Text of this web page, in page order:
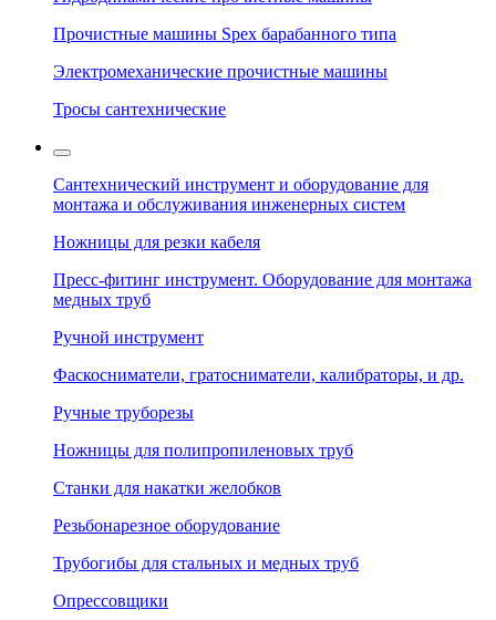
Прочистные машины Spex барабанного типа
Электромеханические прочистные машины
Тросы сантехнические
Сантехнический инструмент и оборудование для
монтажа и обслуживания инженерных систем
Ножницы для резки кабеля
Пресс-фитинг инструмент. Оборудование для монтажа
медных труб
Ручной инструмент
Фаскосниматели, гратосниматели, калибраторы, и др.
Ручные труборезы
Ножницы для полипропиленовых труб
Станки для накатки желобков
Резьбонарезное оборудование
Трубогибы для стальных и медных труб
Опрессовщики